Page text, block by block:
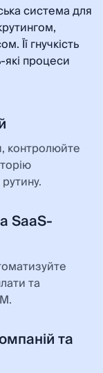
система для
Її гнучкість
які процеси
контролюйте
SaaS-
та
та